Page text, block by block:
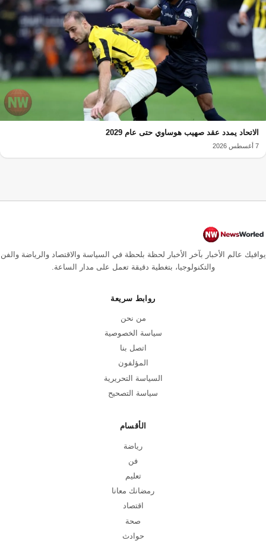
الاتحاد يمدد عقد صهيب هوساوي حتى عام 2029
7 أغسطس 2026
يوافيك عالم الأخبار بآخر الأخبار لحظة بلحظة في السياسة والاقتصاد والرياضة والفن
والتكنولوجيا، بتغطية دقيقة تعمل على مدار الساعة.
روابط سريعة
من نحن
سياسة الخصوصية
اتصل بنا
المؤلفون
السياسة التحريرية
سياسة التصحيح
الأقسام
رياضة
فن
تعليم
رمضانك معانا
اقتصاد
صحة
حوادث